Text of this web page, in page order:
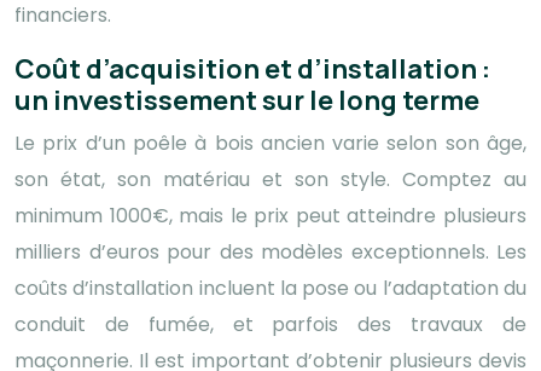
financiers.
Coût d’acquisition et d’installation :
un investissement sur le long terme
Le prix d’un poêle à bois ancien varie selon son âge,
son état, son matériau et son style. Comptez au
minimum 1000€, mais le prix peut atteindre plusieurs
milliers d’euros pour des modèles exceptionnels. Les
coûts d’installation incluent la pose ou l’adaptation du
conduit de fumée, et parfois des travaux de
maçonnerie. Il est important d’obtenir plusieurs devis